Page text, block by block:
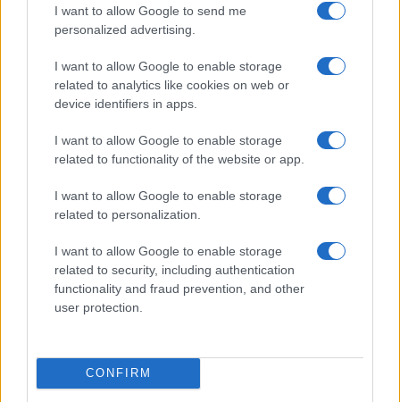
I want to allow Google to send me
personalized advertising.
I want to allow Google to enable storage
related to analytics like cookies on web or
device identifiers in apps.
I want to allow Google to enable storage
related to functionality of the website or app.
I want to allow Google to enable storage
related to personalization.
I want to allow Google to enable storage
related to security, including authentication
functionality and fraud prevention, and other
user protection.
CONFIRM
o p
p
NOTIZIE RECENTI
Le previsioni meteo per il weekend a Olbia e in
Gallura
Michelle Hunziker in Gallura, bella anche dal
vivo: un amico vip svela come fa
Calangianus, dopo le polemiche il centro
accoglienza minori chiude
Olbia, divieto di sosta contro spaccio e degrado:
Pausa caffè impeccabile: come scegliere la